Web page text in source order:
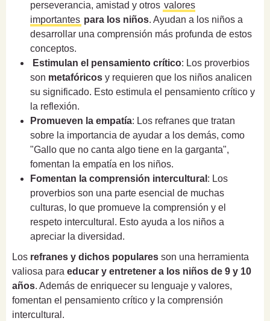
perseverancia, amistad y otros valores
importantes para los niños. Ayudan a los niños a
desarrollar una comprensión más profunda de estos
conceptos.
Estimulan el pensamiento crítico: Los proverbios
son metafóricos y requieren que los niños analicen
su significado. Esto estimula el pensamiento crítico y
la reflexión.
Promueven la empatía: Los refranes que tratan
sobre la importancia de ayudar a los demás, como
"Gallo que no canta algo tiene en la garganta",
fomentan la empatía en los niños.
Fomentan la comprensión intercultural : Los
proverbios son una parte esencial de muchas
culturas, lo que promueve la comprensión y el
respeto intercultural. Esto ayuda a los niños a
apreciar la diversidad.
Los refranes y dichos populares son una herramienta
valiosa para educar y entretener a los niños de 9 y 10
años. Además de enriquecer su lenguaje y valores,
fomentan el pensamiento crítico y la comprensión
intercultural.